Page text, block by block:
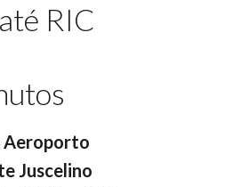
RIC
Aeroporto
Juscelino